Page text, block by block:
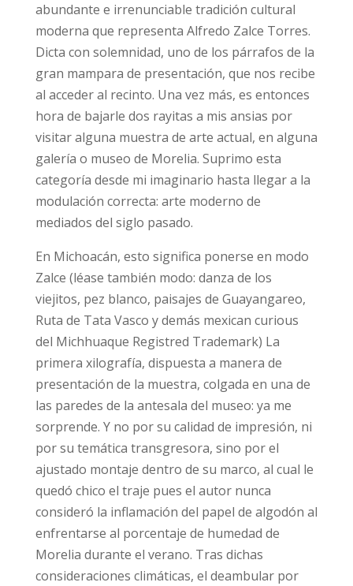
abundante e irrenunciable tradición cultural
moderna que representa Alfredo Zalce Torres.
Dicta con solemnidad, uno de los párrafos de la
gran mampara de presentación, que nos recibe
al acceder al recinto. Una vez más, es entonces
hora de bajarle dos rayitas a mis ansias por
visitar alguna muestra de arte actual, en alguna
galería o museo de Morelia. Suprimo esta
categoría desde mi imaginario hasta llegar a la
modulación correcta: arte moderno de
mediados del siglo pasado.
En Michoacán, esto significa ponerse en modo
Zalce (léase también modo: danza de los
viejitos, pez blanco, paisajes de Guayangareo,
Ruta de Tata Vasco y demás mexican curious
del Michhuaque Registred Trademark) La
primera xilografía, dispuesta a manera de
presentación de la muestra, colgada en una de
las paredes de la antesala del museo: ya me
sorprende. Y no por su calidad de impresión, ni
por su temática transgresora, sino por el
ajustado montaje dentro de su marco, al cual le
quedó chico el traje pues el autor nunca
consideró la inflamación del papel de algodón al
enfrentarse al porcentaje de humedad de
Morelia durante el verano. Tras dichas
consideraciones climáticas, el deambular por